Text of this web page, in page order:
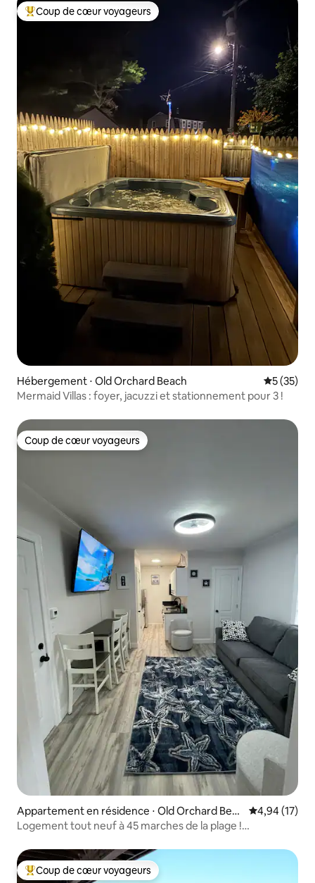
Coups de cœur voyageurs les plus appréciés
Coup de cœur voyageurs
Hébergement ⋅ Old Orchard Beach
5 (35)
Mermaid Villas : foyer, jacuzzi et stationnement pour 3 !
Coup de cœur voyageurs
Coup de cœur voyageurs
Appartement en résidence ⋅ Old Orchard Beac
h
Évaluation
4,94 (17)
Logement tout neuf à 45 marches de la plage !
Coups de cœur voyageurs les plus appréciés
Coup de cœur voyageurs